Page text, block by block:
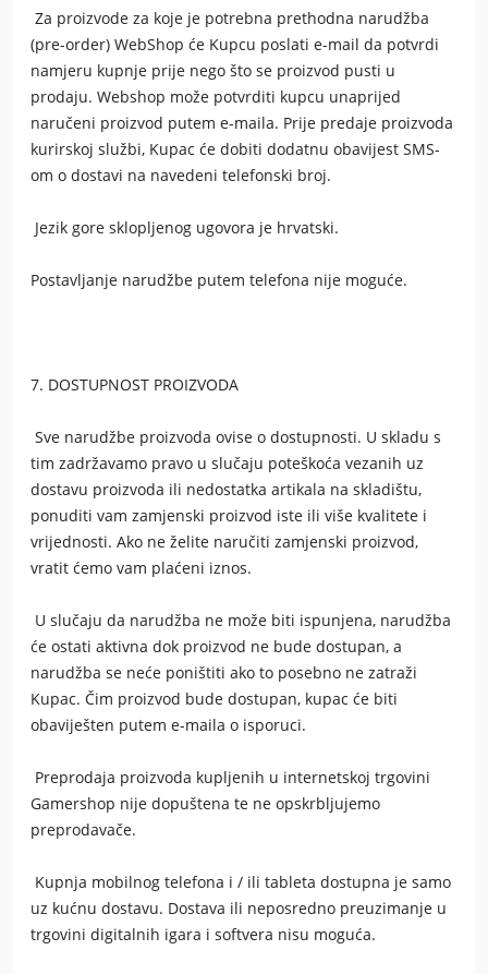
Za proizvode za koje je potrebna prethodna narudžba
(pre-order) WebShop će Kupcu poslati e-mail da potvrdi
namjeru kupnje prije nego što se proizvod pusti u
prodaju. Webshop može potvrditi kupcu unaprijed
naručeni proizvod putem e-maila. Prije predaje proizvoda
kurirskoj službi, Kupac će dobiti dodatnu obavijest SMS-
om o dostavi na navedeni telefonski broj.
Jezik gore sklopljenog ugovora je hrvatski.
Postavljanje narudžbe putem telefona nije moguće.
7. DOSTUPNOST PROIZVODA
Sve narudžbe proizvoda ovise o dostupnosti. U skladu s
tim zadržavamo pravo u slučaju poteškoća vezanih uz
dostavu proizvoda ili nedostatka artikala na skladištu,
ponuditi vam zamjenski proizvod iste ili više kvalitete i
vrijednosti. Ako ne želite naručiti zamjenski proizvod,
vratit ćemo vam plaćeni iznos.
U slučaju da narudžba ne može biti ispunjena, narudžba
će ostati aktivna dok proizvod ne bude dostupan, a
narudžba se neće poništiti ako to posebno ne zatraži
Kupac. Čim proizvod bude dostupan, kupac će biti
obaviješten putem e-maila o isporuci.
Preprodaja proizvoda kupljenih u internetskoj trgovini
Gamershop nije dopuštena te ne opskrbljujemo
preprodavače.
Kupnja mobilnog telefona i / ili tableta dostupna je samo
uz kućnu dostavu. Dostava ili neposredno preuzimanje u
trgovini digitalnih igara i softvera nisu moguća.